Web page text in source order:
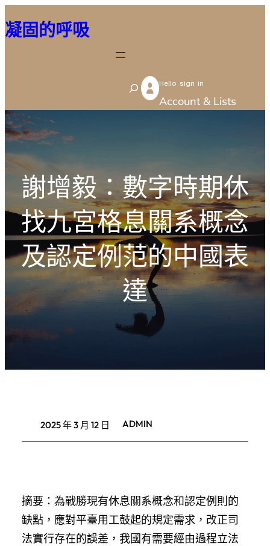
至
容
凝固的呼吸
S
e
h
Hello sign in
Account & Lists
謝增毅：數字時期休
找九宮格息關系概念
及認定例范的中國表
達
2025 年 3 月 12 日 ADMIN
摘要：為戰勝現有休息關系概念和認定例則的
缺點，應對平臺用工鼓起的規定需求，改正司
法實行存在的誤差，我國有需要經由過程立法